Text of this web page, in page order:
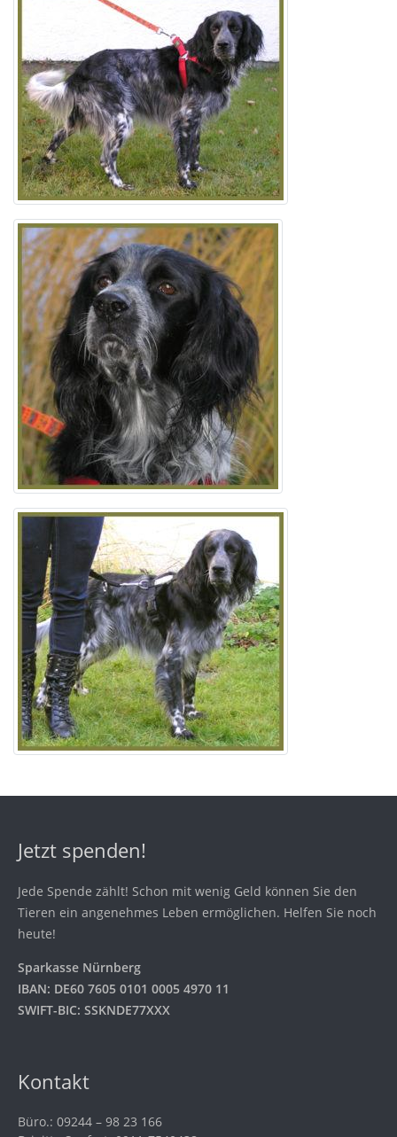
Jetzt spenden!
Jede Spende zählt! Schon mit wenig Geld können Sie den
Tieren ein angenehmes Leben ermöglichen. Helfen Sie noch
heute!
Sparkasse Nürnberg
IBAN: DE60 7605 0101 0005 4970 11
SWIFT-BIC: SSKNDE77XXX
Kontakt
Büro.: 09244 – 98 23 166